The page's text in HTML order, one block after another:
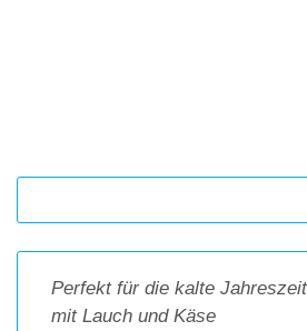
Perfekt für die kalte
mit Lauch und Käse